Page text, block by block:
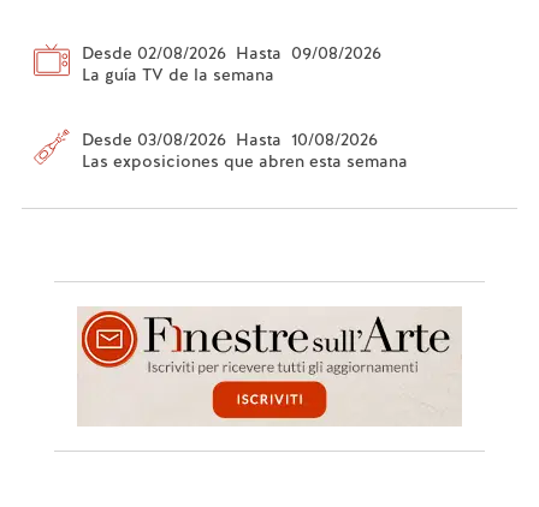
Desde 02/08/2026 Hasta 09/08/2026
La guía TV de la semana
Desde 03/08/2026 Hasta 10/08/2026
Las exposiciones que abren esta semana